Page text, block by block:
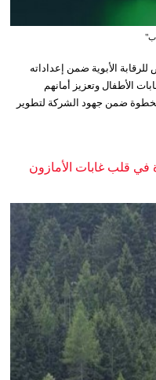
الأبوية ضمن إعداداته
الأطفال وتعزيز أمانهم
ضمن جهود الشركة لتطوير
قلب غابات الأمازون